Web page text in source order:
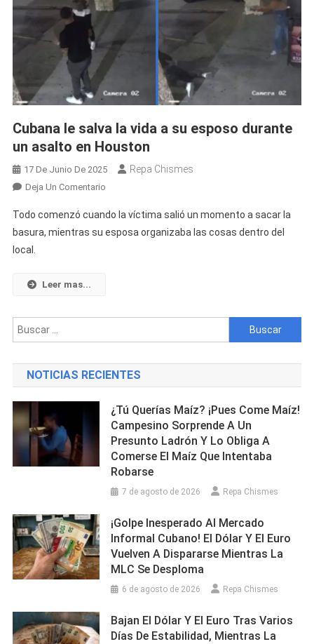
Cubana le salva la vida a su esposo durante
un asalto en Houston
17 De Junio De 2025 Repa Chismes
Deja Un ComentarioEn
Le
Salva
Esposo
Asalto
En
Todo comenzó cuando la víctima salió un momento a sacar la
basura, mientras su esposa organizaba las cosas dentro del
local.
Leer mas...
Buscar:
NOTICIAS RECIENTES
¿Tú Querías Maíz? ¡Pues Come Maíz!
Campesino Sorprende A Un
Presunto Ladrón Y Lo Obliga A
Comerse El Maíz Que Intentaba
Robarse
7 de agosto de 2026 Repa Chismes
¡Golpe Inesperado Al Mercado
Informal Cubano! El Dólar Y El Euro
Vuelven A Dispararse Mientras La
MLC Se Desploma
6 de agosto de 2026 Repa Chismes
Bajan El Dólar Y El Euro Tras Varios
Días De Estabilidad, Mientras La